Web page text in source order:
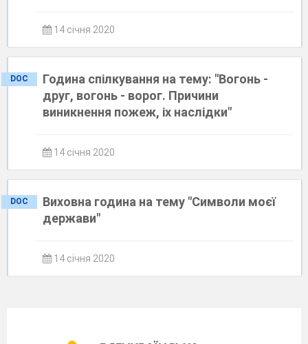
14 січня 2020
DOC
Година спілкування на тему: "Вогонь -
друг, вогонь - ворог. Причини
виникнення пожеж, іх наслідки"
14 січня 2020
DOC
Виховна година на тему "Символи моєї
держави"
14 січня 2020